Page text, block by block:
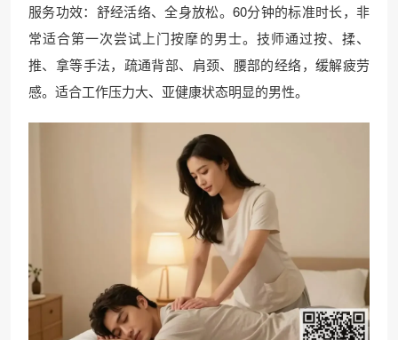
服务功效：舒经活络、全身放松。60分钟的标准时长，非
常适合第一次尝试上门按摩的男士。技师通过按、揉、
推、拿等手法，疏通背部、肩颈、腰部的经络，缓解疲劳
感。适合工作压力大、亚健康状态明显的男性。